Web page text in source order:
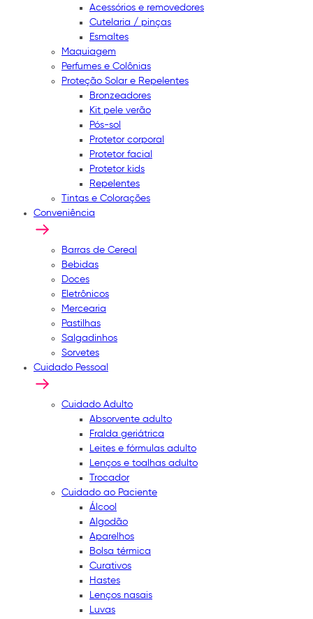
Acessórios e removedores
Cutelaria / pinças
Esmaltes
Maquiagem
Perfumes e Colônias
Proteção Solar e Repelentes
Bronzeadores
Kit pele verão
Pós-sol
Protetor corporal
Protetor facial
Protetor kids
Repelentes
Tintas e Colorações
Conveniência
Barras de Cereal
Bebidas
Doces
Eletrônicos
Mercearia
Pastilhas
Salgadinhos
Sorvetes
Cuidado Pessoal
Cuidado Adulto
Absorvente adulto
Fralda geriátrica
Leites e fórmulas adulto
Lenços e toalhas adulto
Trocador
Cuidado ao Paciente
Álcool
Algodão
Aparelhos
Bolsa térmica
Curativos
Hastes
Lenços nasais
Luvas